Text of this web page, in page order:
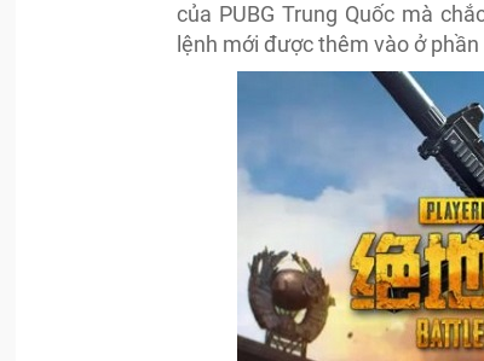
của PUBG Trung Quốc mà
lệnh mới được thêm vào ở phần